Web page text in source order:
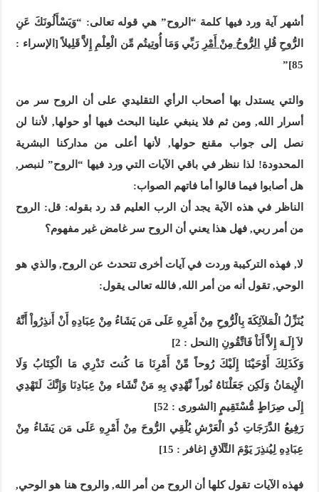
أشهر آية ورد فيها كلمة “الروح” هي قوله تعالى: “وَيَسْأَلُونَكَ عَنِ
الرُّوحِ قُلِ
الرُّوحُ مِنْ أَمْرِ رَبِّي وَمَا أُوتِيتُم مِّن الْعِلْمِ إِلاَّ قَلِيلاً [الإسراء :
85]”
والتي يستدل بها أصحاب الرأي التقليدي على أن الروح سر من
أسرار الله, ومن ثم فلا ينبغي علينا البحث فيها أو حولها, لأننا لن
نصل إلى جواب مقنع حولها, لأنها أعلى من مداركنا البشرية
المحدودة! لذا ننظر في باقي الآيات التي ورد فيها “الروح” لنبصر,
هل أصابوا فيما قالوا أما فاتهم الصواب:
الناظر في هذه الآية يجد أن الرب العليم قد رد بقوله: قل: الروح
من أمر ربي, فهل هذا يعني أن الروح سر غامض غير مفهوم؟
لا, فهذه التركيبة وردت في آيات أخرى تتحدث عن الروح, والذي هو
الوحي, تقول أنه من أمر الله, فالله تعالى يقول:
يُنَزِّلُ الْمَلآئِكَةَ بِالْرُّوحِ مِنْ أَمْرِهِ عَلَى مَن يَشَاءُ مِنْ عِبَادِهِ أَنْ أَنذِرُواْ أَنَّهُ
لاَ إِلَـهَ إِلاَّ أَنَاْ فَاتَّقُونِ [النحل : 2]
وَكَذَلِكَ أَوْحَيْنَا إِلَيْكَ رُوحاً مِّنْ أَمْرِنَا مَا كُنتَ تَدْرِي مَا الْكِتَابُ وَلَا
الْإِيمَانُ وَلَكِن جَعَلْنَاهُ نُوراً نَّهْدِي بِهِ مَنْ نَّشَاء مِنْ عِبَادِنَا وَإِنَّكَ لَتَهْدِي
إِلَى صِرَاطٍ مُّسْتَقِيمٍ [الشورى : 52]
رَفِيعُ الدَّرَجَاتِ ذُو الْعَرْشِ يُلْقِي الرُّوحَ مِنْ أَمْرِهِ عَلَى مَن يَشَاءُ مِنْ
عِبَادِهِ لِيُنذِرَ يَوْمَ التَّلَاقِ [غافر : 15
]
فهذه الآيات تقول كلها أن الروح من أمر الله, والروح هنا هو الوحي,